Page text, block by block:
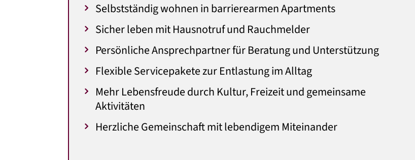
Selbstständig wohnen in barrierearmen Apartments
Sicher leben mit Hausnotruf und Rauchmelder
Persönliche Ansprechpartner für Beratung und Unterstützung
Flexible Servicepakete zur Entlastung im Alltag
Mehr Lebensfreude durch Kultur, Freizeit und gemeinsame
Aktivitäten
Herzliche Gemeinschaft mit lebendigem Miteinander